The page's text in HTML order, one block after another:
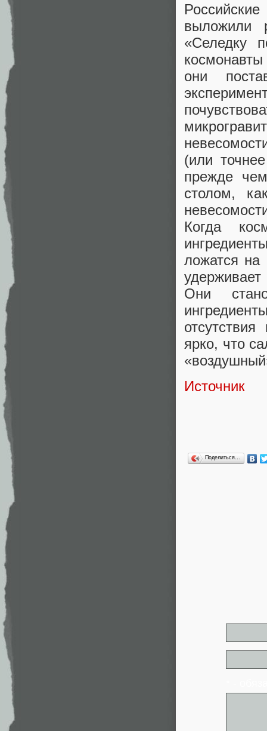
выложили
«Селедку
они
(или
прежде
столом,
Когда
ложатся на
Они
ярко, что
Источник
Поделиться…